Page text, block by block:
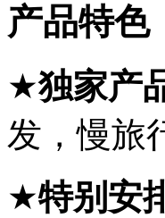
产品特色
★独家产
发，慢旅
★特别安